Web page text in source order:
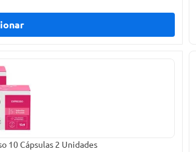
10 Cápsulas 2 Unidades